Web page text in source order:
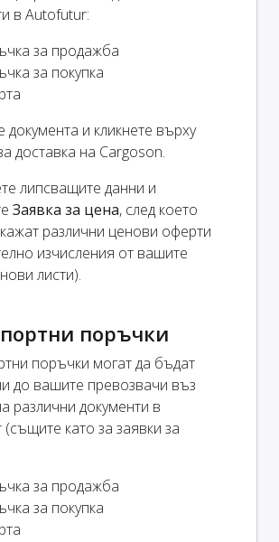
в Autofutur:
за продажба
за покупка
документа и кликнете върху
доставка на Cargoson.
липсващите данни и
Заявка за цена, след което
различни ценови оферти
изчисления от вашите
листи).
поръчки
поръчки могат да бъдат
до вашите превозвачи въз
различни документи в
като за заявки за
за продажба
за покупка